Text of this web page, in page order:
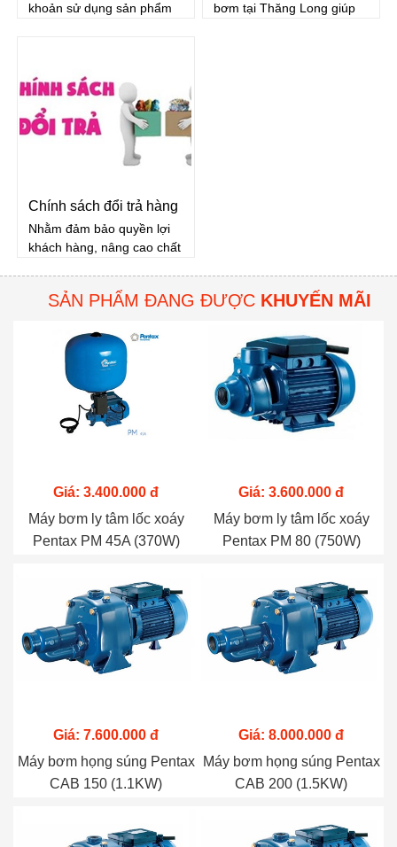
khoản sử dụng sản phẩm
được tại trang web này
như thế nào.
bơm tại Thăng Long giúp
Chính sách đổi trả hàng
Nhằm đảm bảo quyền lợi
khách hàng, nâng cao chất
Công Nghiệp Thăng Long
sản phẩm mới
SẢN PHẨM ĐANG ĐƯỢC KHUYẾN MÃI
Giá: 3.400.000 đ
Máy bơm ly tâm lốc xoáy
Pentax PM 45A (370W)
Giá: 3.600.000 đ
Máy bơm ly tâm lốc xoáy
Pentax PM 80 (750W)
Giá: 7.600.000 đ
Máy bơm họng súng Pentax
CAB 150 (1.1KW)
Giá: 8.000.000 đ
Máy bơm họng súng Pentax
CAB 200 (1.5KW)